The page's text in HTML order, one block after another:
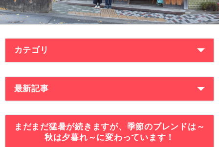
カテゴリ
最新記事
まだまだ猛暑が続きますが、季節のブレンドは～
秋は夕暮れ～に変わっています！